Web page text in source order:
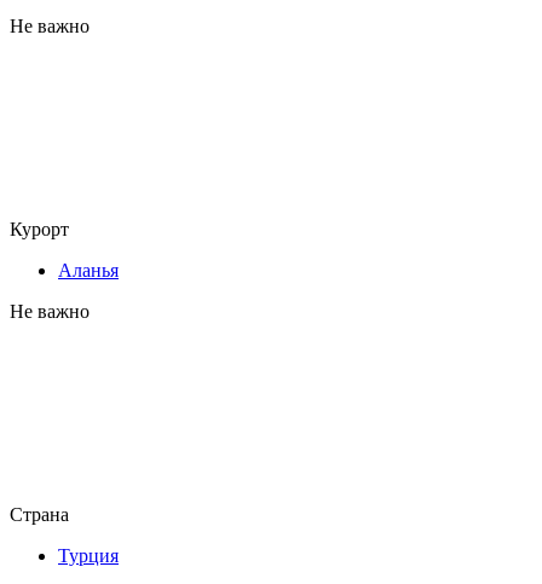
Не важно
Курорт
Аланья
Не важно
Страна
Турция